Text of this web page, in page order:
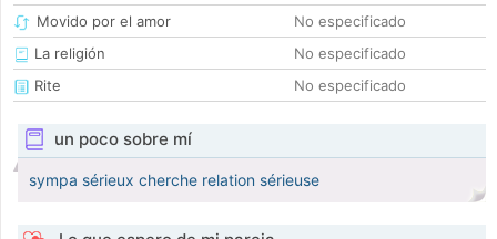
Movido por el amor
No especificado
La religión
No especificado
Rite
No especificado
un poco sobre mí
sympa sérieux cherche relation sérieuse